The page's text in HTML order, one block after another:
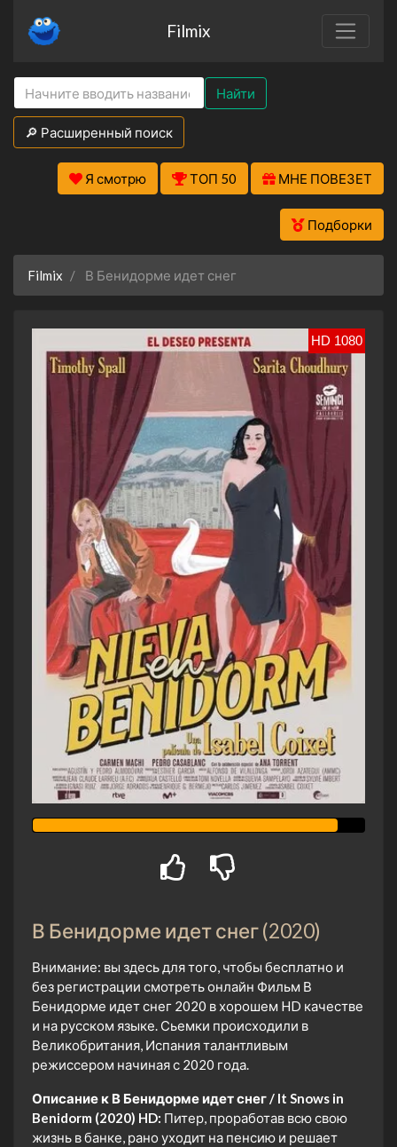
Filmix
Найти
🔎 Расширенный поиск
Я смотрю ТОП 50 МНЕ ПОВЕЗЕТ
Подборки
Filmix В Бенидорме идет снег
HD 1080
В Бенидорме идет снег (2020)
Внимание: вы здесь для того, чтобы бесплатно и
без регистрации смотреть онлайн Фильм В
Бенидорме идет снег 2020 в хорошем HD качестве
и на русском языке. Сьемки происходили в
Великобритания, Испания талантливым
режиссером начиная с 2020 года.
Описание к В Бенидорме идет снег / It Snows in
Benidorm (2020) HD: Питер, проработав всю свою
жизнь в банке, рано уходит на пенсию и решает